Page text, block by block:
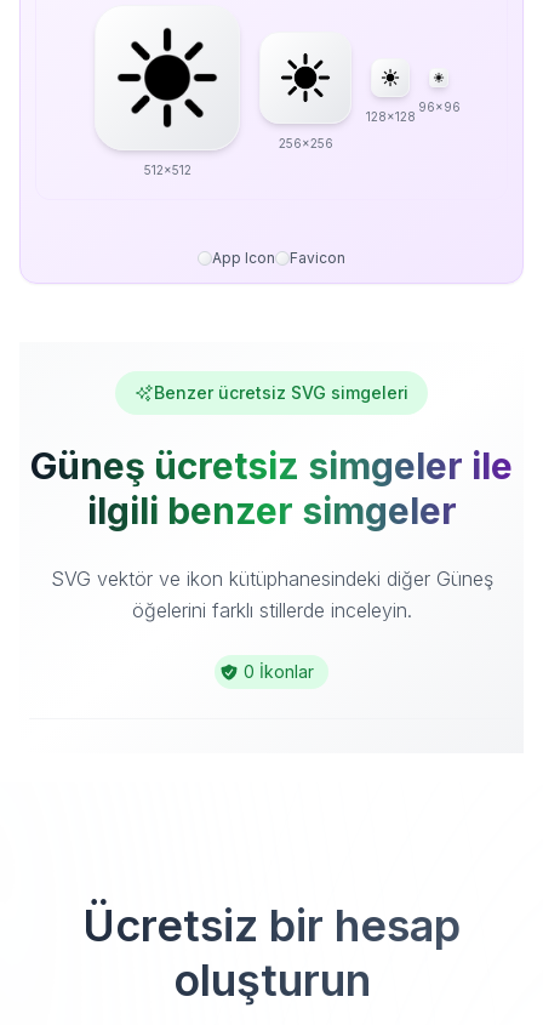
512x512
256x256
128x128
96x96
App Icon Favicon
Benzer ücretsiz SVG simgeleri
Güneş ücretsiz simgeler ile
ilgili benzer simgeler
SVG vektör ve ikon kütüphanesindeki diğer Güneş
öğelerini farklı stillerde inceleyin.
0 İkonlar
Ücretsiz bir hesap
oluşturun